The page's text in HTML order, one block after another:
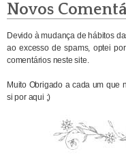
Novos
Devido à mudança de hábitos
ao excesso de spams, optei
comentários neste site.
Muito Obrigado a cada um que
si por aqui ;)